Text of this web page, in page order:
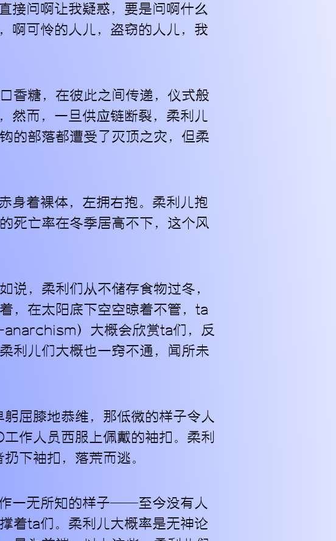
接问啊让我疑惑，要是问啊什么
啊可怜的人儿，盗窃的人儿，我
香糖，在彼此之间传递，仪式般
然而，一旦供应链断裂，柔利儿
的部落都遭受了灭顶之灾，但柔
身着裸体，左拥右抱。柔利儿抱
死亡率在冬季居高不下，这个风
说，柔利们从不储存食物过冬，
，在太阳底下空空晾着不管，ta
）大概会欣赏ta们，反
利儿们大概也一窍不通，闻所未
屈膝地恭维，那低微的样子令人
作人员西服上佩戴的袖扣。柔利
下袖扣，落荒而逃。
一无所知的样子——至今没有人
着ta们。柔利儿大概率是无神论